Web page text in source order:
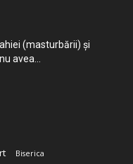
(masturbării) şi
avea...
Biserica